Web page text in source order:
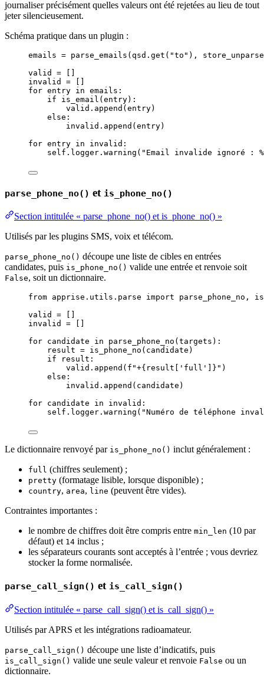
journaliser précisément quelles valeurs ont été rejetées au lieu de tout
jeter silencieusement.
Schéma pratique dans un plugin :
emails = parse_emails ( qsd. get ( "to " ) ,
valid =
invalid =
for entry in emails:
if
is_email ( entry):
valid. append ( entry)
else :
invalid. append ( entry)
for entry in invalid:
self .logger. warning ( " Email invalide ignoré :
parse_phone_no() et is_phone_no()
Section intitulée « parse_phone_no() et is_phone_no() »
Utilisés par les plugins SMS, voix et télécom.
parse_phone_no() découpe une liste de cibles en entrées
candidates, puis is_phone_no() valide une entrée et renvoie soit
False, soit un dictionnaire.
from apprise.utils.parse import parse_phone_no,
valid =
invalid =
for candidate in parse_phone_no ( targets ):
result = is_phone_no ( candidate )
if result:
valid. append ( f "+{result ' full ' } " )
else :
invalid. append ( candidate )
for candidate in invalid:
self .logger. warning ( "Numéro de téléphone
Le dictionnaire renvoyé par is_phone_no() inclut généralement :
full (chiffres seulement) ;
pretty (formatage lisible, lorsque disponible) ;
country, area, line (peuvent être vides).
Contraintes importantes :
le nombre de chiffres doit être compris entre min_len (10 par
défaut) et 14 inclus ;
les séparateurs courants sont acceptés à l’entrée ; vous devriez
stocker la forme normalisée.
parse_call_sign() et is_call_sign()
Section intitulée « parse_call_sign() et is_call_sign() »
Utilisés par APRS et les intégrations radioamateur.
parse_call_sign() découpe une liste d’indicatifs, puis
is_call_sign() valide une seule valeur et renvoie False ou un
dictionnaire.